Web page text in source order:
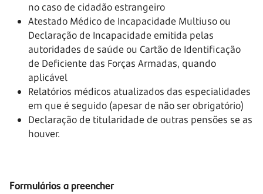
no caso de cidadão estrangeiro
Atestado Médico de Incapacidade Multiuso ou
Declaração de Incapacidade emitida pelas
autoridades de saúde ou Cartão de Identificação
de Deficiente das Forças Armadas, quando
aplicável
Relatórios médicos atualizados das especialidades
em que é seguido (apesar de não ser obrigatório)
Declaração de titularidade de outras pensões se as
houver.
Formulários a preencher